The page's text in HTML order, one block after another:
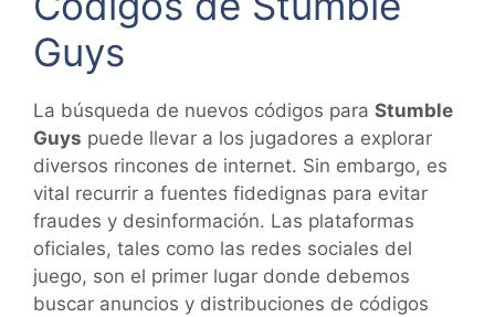
Guys
La búsqueda de nuevos códigos para Stumble
Guys puede llevar a los jugadores a explorar
diversos rincones de internet. Sin embargo, es
vital recurrir a fuentes fidedignas para evitar
fraudes y desinformación. Las plataformas
oficiales, tales como las redes sociales del
juego, son el primer lugar donde debemos
buscar anuncios y distribuciones de códigos